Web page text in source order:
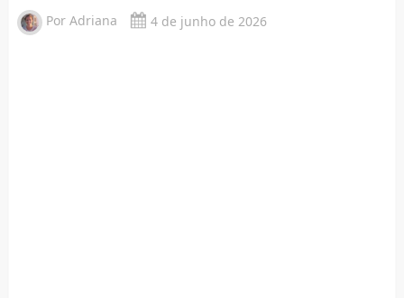
Por Adriana 4 de junho de 2026